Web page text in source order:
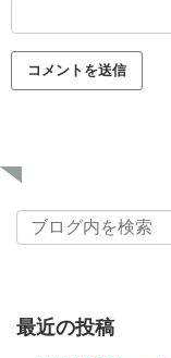
最近の投稿